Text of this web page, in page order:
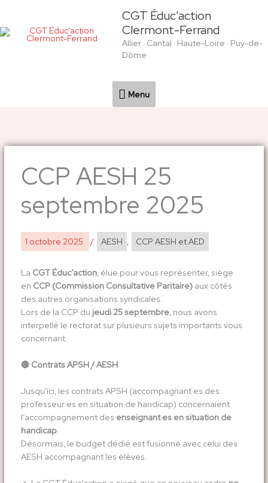
contenu
CGT Éduc'action
Clermont-Ferrand
Allier · Cantal · Haute-Loire · Puy-de-
Dôme
Menu
Menu
CCP AESH 25
septembre 2025
1 octobre 2025 / AESH , CCP AESH et AED
La CGT Éduc’action, élue pour vous représenter, siège
en CCP (Commission Consultative Paritaire)aux côtés
des autres organisations syndicales.
Lors de la CCP du jeudi 25 septembre, nous avons
interpellé le rectorat sur plusieurs sujets importants vous
concernant.
🔴 Contrats APSH / AESH
Jusqu’ici, les contrats APSH (accompagnant·es des
professeur·es en situation de handicap) concernaient
l’accompagnement des enseignant·es en situation de
handicap.
Désormais, le budget dédié est fusionné avec celui des
AESH accompagnant les élèves.